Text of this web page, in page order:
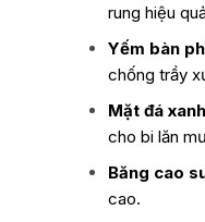
rung hiệu
Yếm bàn
chống trầy
Mặt đá
cho bi lăn
Băng cao
cao.